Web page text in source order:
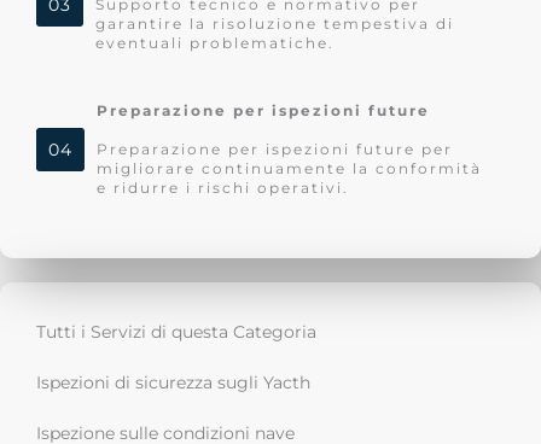
03
Supporto tecnico e normativo per
garantire la risoluzione tempestiva di
eventuali problematiche.
04
Preparazione per ispezioni future
Preparazione per ispezioni future per
migliorare continuamente la conformità
e ridurre i rischi operativi.
Tutti i Servizi di questa Categoria
Ispezioni di sicurezza sugli Yacth
Ispezione sulle condizioni nave